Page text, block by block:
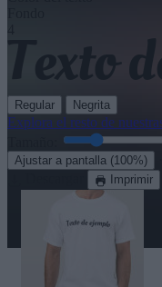
Regular Negrita
Explora el resto de
Ajustar a pantalla (100%)
Imprimir